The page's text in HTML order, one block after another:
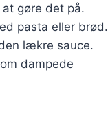
gøre det på.
pasta eller brød.
lækre sauce.
dampede